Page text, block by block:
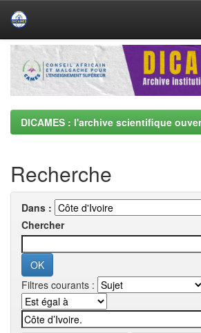
Skip
navigation
DICAMES : l'archive scientifique
Recherche
Dans :
Chercher
Filtres courants :